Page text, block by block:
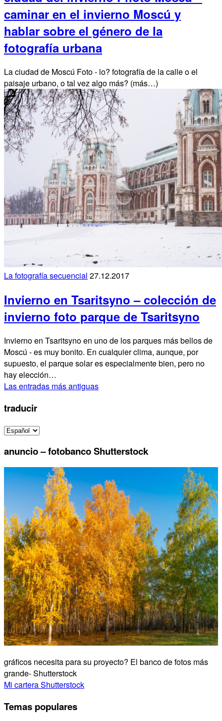
caminar en el invierno Moscú y
hablar sobre el género de la
fotografía urbana
La ciudad de Moscú Foto - lo? fotografía de la calle o el
paisaje urbano, o tal vez algo más? (más…)
La fotografía secuencial 27.12.2017
Invierno en Tsaritsyno – colección de
invierno foto parque de Tsaritsyno
Invierno en Tsaritsyno en uno de los parques más bellos de
Moscú - es muy bonito. En cualquier clima, aunque, por
supuesto, el parque solar es especialmente bien, pero no
hay elección…
Las entradas más antiguas
traducir
anuncio – fotobanco Shutterstock
gráficos necesita para su proyecto? El banco de fotos más
grande- Shutterstock
Mi cartera Shutterstock
Temas populares